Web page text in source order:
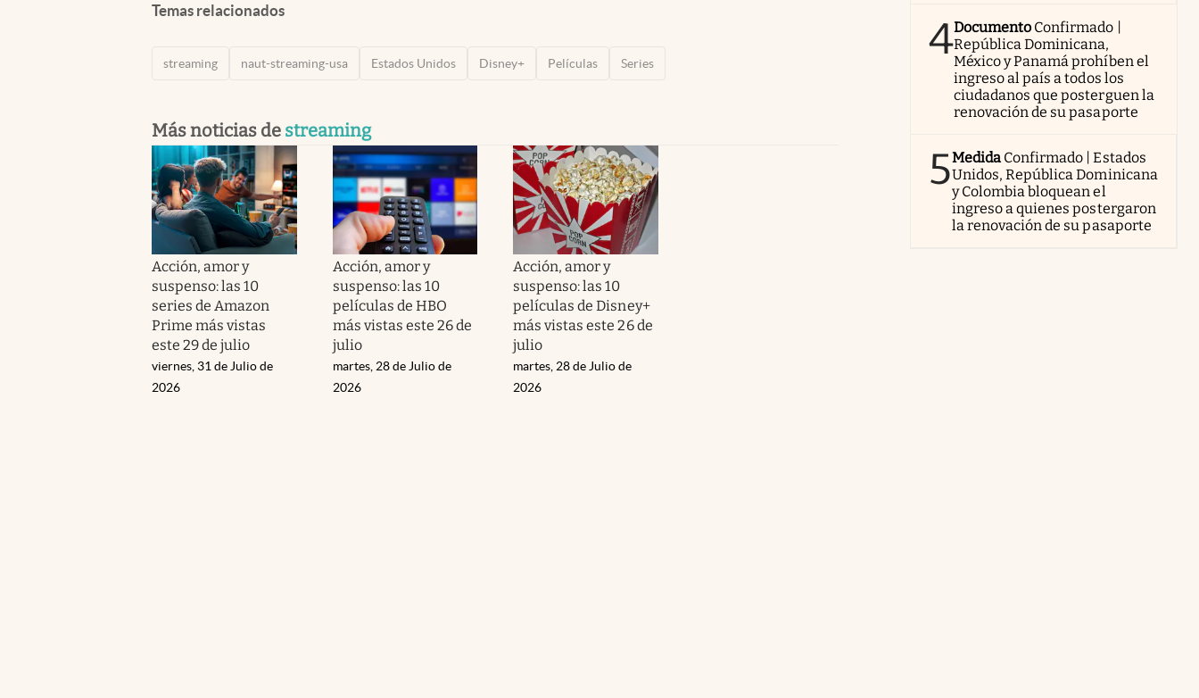
Temas relacionados
streaming naut-streaming-usa Estados Unidos Disney+ Películas Series
Más noticias de streaming
Acción, amor y
suspenso: las 10
series de Amazon
Prime más vistas
este 29 de julio
viernes, 31 de Julio de
2026
Acción, amor y
suspenso: las 10
películas de HBO
más vistas este 26 de
julio
martes, 28 de Julio de
2026
Acción, amor y
suspenso: las 10
películas de Disney+
más vistas este 26 de
julio
martes, 28 de Julio de
2026
4Documento Confirmado |
República Dominicana,
México y Panamá prohíben el
ingreso al país a todos los
ciudadanos que posterguen la
renovación de su pasaporte
5Medida Confirmado | Estados
Unidos, República Dominicana
y Colombia bloquean el
ingreso a quienes postergaron
la renovación de su pasaporte